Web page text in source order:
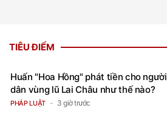
TIÊU ĐIỂM
Huấn "Hoa Hồng" phát tiền cho người
dân vùng lũ Lai Châu như thế nào?
PHÁP LUẬT 3 giờ trước